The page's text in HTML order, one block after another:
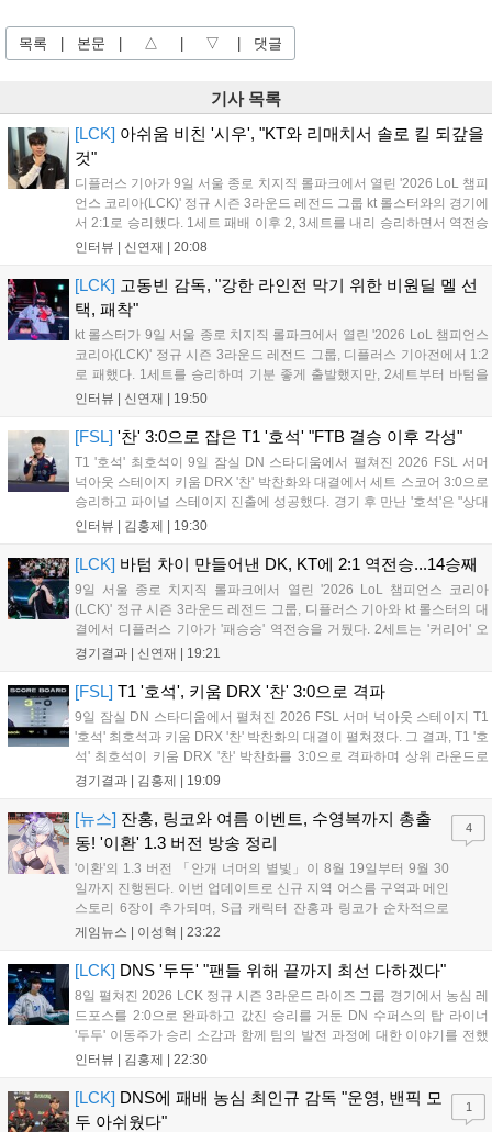
목록 | 본문 | △ | ▽ | 댓글
기사 목록
[LCK] 아쉬움 비친 '시우', "KT와 리매치서 솔로 킬 되갚을
것"
디플러스 기아가 9일 서울 종로 치지직 롤파크에서 열린 '2026 LoL 챔피
언스 코리아(LCK)' 정규 시즌 3라운드 레전드 그룹 kt 롤스터와의 경기에
서 2:1로 승리했다. 1세트 패배 이후 2, 3세트를 내리 승리하면서 역전승
을 거뒀다. 14승을 달성한 디플러스 기아는 4위 kt 롤스터를 1승 차이로
인터뷰 | 신연재 | 20:08
[LCK] 고동빈 감독, "강한 라인전 막기 위한 비원딜 멜 선
택, 패착"
kt 롤스터가 9일 서울 종로 치지직 롤파크에서 열린 '2026 LoL 챔피언스
코리아(LCK)' 정규 시즌 3라운드 레전드 그룹, 디플러스 기아전에서 1:2
로 패했다. 1세트를 승리하며 기분 좋게 출발했지만, 2세트부터 바텀을
중심으로 게임을 풀어간 디플러스 기아의 승리 플랜을 막아내지 못했다.
인터뷰 | 신연재 | 19:50
[FSL] '찬' 3:0으로 잡은 T1 '호석' "FTB 결승 이후 각성"
T1 '호석' 최호석이 9일 잠실 DN 스타디움에서 펼쳐진 2026 FSL 서머
넉아웃 스테이지 키움 DRX '찬' 박찬화와 대결에서 세트 스코어 3:0으로
승리하고 파이널 스테이지 진출에 성공했다. 경기 후 만난 '호석'은 "상대
가 강하지만, 내가 할 것만 잘하면 충분히 승산이 있을 것 같았다"고 말하
인터뷰 | 김홍제 | 19:30
[LCK] 바텀 차이 만들어낸 DK, KT에 2:1 역전승...14승째
9일 서울 종로 치지직 롤파크에서 열린 '2026 LoL 챔피언스 코리아
(LCK)' 정규 시즌 3라운드 레전드 그룹, 디플러스 기아와 kt 롤스터의 대
결에서 디플러스 기아가 '패승승' 역전승을 거뒀다. 2세트는 '커리어' 오
현석의 메이킹과 '쇼메이커' 허수의 캐리력이 빛났고, 3세트에서는 라인
경기결과 | 신연재 | 19:21
[FSL] T1 '호석', 키움 DRX '찬' 3:0으로 격파
9일 잠실 DN 스타디움에서 펼쳐진 2026 FSL 서머 넉아웃 스테이지 T1
'호석' 최호석과 키움 DRX '찬' 박찬화의 대결이 펼쳐졌다. 그 결과, T1 '호
석' 최호석이 키움 DRX '찬' 박찬화를 3:0으로 격파하며 상위 라운드로
진출했고, '찬'은 탈락하고 말았다. 경기 초반, 5분 만에 골 찬스를 잡은
경기결과 | 김홍제 | 19:09
[뉴스] 잔홍, 링코와 여름 이벤트, 수영복까지 총출
동! '이환' 1.3 버전 방송 정리
'이환'의 1.3 버전 「안개 너머의 별빛」이 8월 19일부터 9월 30
일까지 진행된다. 이번 업데이트로 신규 지역 어스름 구역과 메인
스토리 6장이 추가되며, S급 캐릭터 잔홍과 링코가 순차적으로
등장한다. 여름 시즌을 맞아 비치발리볼, 수상 오토바이 등 다채
의성도 강화된다. 8월 11일까지 사용 가능한 교환 코드 3종이 제
게임뉴스 | 이성혁 | 23:22
4
[LCK] DNS '두두' "팬들 위해 끝까지 최선 다하겠다"
8일 펼쳐진 2026 LCK 정규 시즌 3라운드 라이즈 그룹 경기에서 농심 레
드포스를 2:0으로 완파하고 값진 승리를 거둔 DN 수퍼스의 탑 라이너
'두두' 이동주가 승리 소감과 함께 팀의 발전 과정에 대한 이야기를 전했
다. 먼저 오랜만의 2:0 완승에 대해 '두두'는 "진짜 오랜만에 거둔 2:0 승
인터뷰 | 김홍제 | 22:30
[LCK] DNS에 패배 농심 최인규 감독 "운영, 밴픽 모
두 아쉬웠다"
1